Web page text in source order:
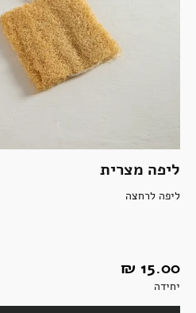
ליפה מצרית
ליפה לרחצה
15.00 ‏₪
יחידה